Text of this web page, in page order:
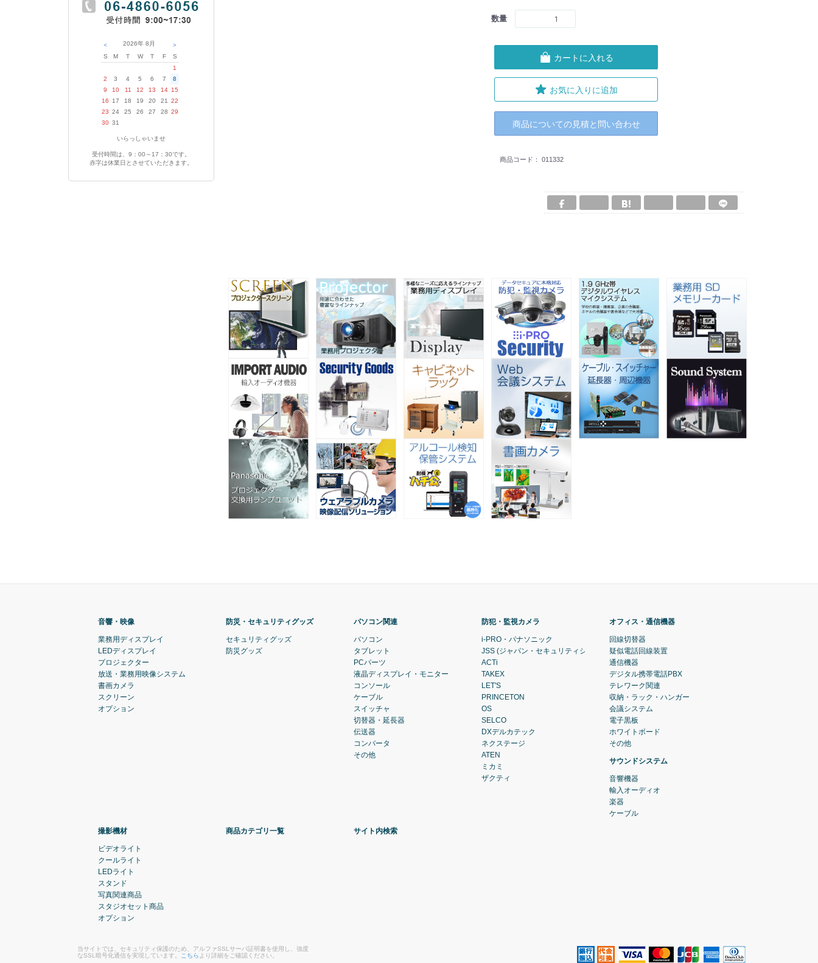
＜ 2026年 8月
＞
S
M T W T F
S
1
2
3 4 5 6 7
8
9
10 11 12 13 14 15
16
17 18 19 20 21
22
23 24 25 26 27 28 29
30 31
いらっしゃいませ
受付時間は、9：00～17：30です。
赤字は休業日とさせていただきます。
数量
カートに入れる
お気に入りに追加
商品についての見積と問い合わせ
商品コード： 011332
音響・映像
業務用ディスプレイ
LEDディスプレイ
プロジェクター
放送・業務用映像システム
書画カメラ
スクリーン
オプション
防災・セキュリティグッズ
セキュリティグッズ
防災グッズ
パソコン関連
パソコン
タブレット
PCパーツ
液晶ディスプレイ・モニター
コンソール
ケーブル
スイッチャ
切替器・延長器
伝送器
コンバータ
その他
防犯・監視カメラ
i-PRO・パナソニック
JSS (ジャパン・セキュリティシステム)
ACTi
TAKEX
LET'S
PRINCETON
OS
SELCO
DXデルカテック
ネクステージ
ATEN
ミカミ
ザクティ
オフィス・通信機器
回線切替器
疑似電話回線装置
通信機器
デジタル携帯電話PBX
テレワーク関連
収納・ラック・ハンガー
会議システム
電子黒板
ホワイトボード
その他
サウンドシステム
音響機器
輸入オーディオ
楽器
ケーブル
撮影機材
ビデオライト
クールライト
LEDライト
スタンド
写真関連商品
スタジオセット商品
オプション
商品カテゴリ一覧 サイト内検索
当サイトでは、セキュリティ保護のため、アルファSSLサーバ証明書を使用し、強度
なSSL暗号化通信を実現しています。 こちらより詳細をご確認ください。